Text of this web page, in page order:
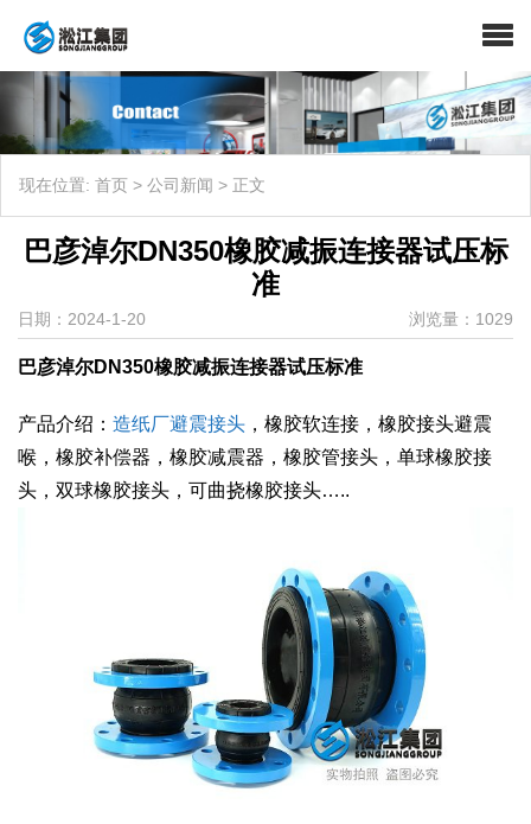
现在位置: 首页 > 公司新闻 > 正文
巴彦淖尔DN350橡胶减振连接器试压标
准
日期：2024-1-20 浏览量：1029
巴彦淖尔DN350橡胶减振连接器试压标准
产品介绍： 造纸厂避震接头 ，橡胶软连接，橡胶接头避震
喉，橡胶补偿器，橡胶减震器，橡胶管接头，单球橡胶接
头，双球橡胶接头，可曲挠橡胶接头…..